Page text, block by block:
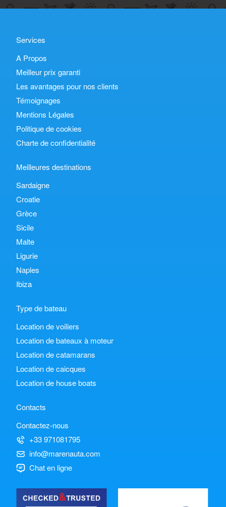
Services
A Propos
Meilleur prix garanti
Les avantages pour nos clients
Témoignages
Mentions Légales
Politique de cookies
Charte de confidentialité
Meilleures destinations
Sardaigne
Croatie
Grèce
Sicile
Malte
Ligurie
Naples
Ibiza
Type de bateau
Location de voiliers
Location de bateaux à moteur
Location de catamarans
Location de caicques
Location de house boats
Contacts
Contactez-nous
+33 971081795
info@marenauta.com
Chat en ligne